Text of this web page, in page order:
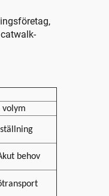
volym
behov